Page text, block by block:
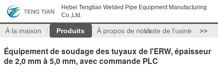
Hebei Tengtian Welded Pipe Equipment Manufacturing
Co.,Ltd.
À la maison Produits À propos de nousVisite de l'usine >>
Équipement de soudage des tuyaux de l'ERW, épaisseur
de 2,0 mm à 5,0 mm, avec commande PLC